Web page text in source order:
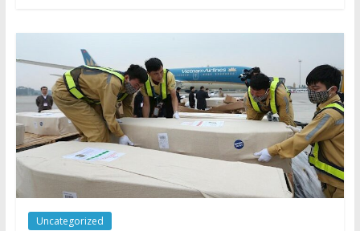
Uncategorized